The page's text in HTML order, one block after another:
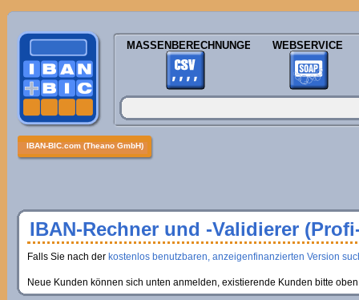
MASSENBERECHNUNGEN WEBSERVICE
IBAN-BIC.com (Theano GmbH)
IBAN-Rechner und -Validierer
Falls Sie nach der kostenlos benutzbaren, anzeigenfinanzierten Version
Neue Kunden können sich unten anmelden, existierende Kunden bitte